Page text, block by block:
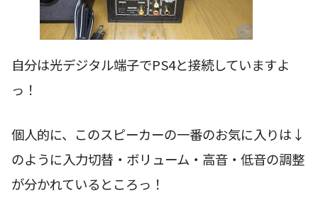
自分は光デジタル端子でPS4と接続していますよ
っ！
個人的に、このスピーカーの一番のお気に入りは↓
のように入力切替・ボリューム・高音・低音の調整
が分かれているところっ！